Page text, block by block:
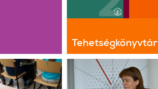
Tehetségkönyvtár